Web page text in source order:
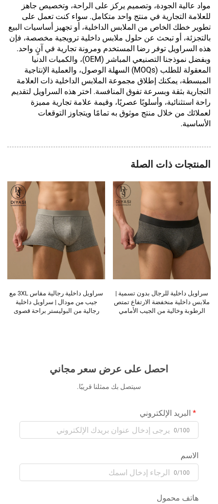
مواد عالية الجودة، وتصميم يركز على الراحة، وتخصيص جاهز
للعلامة التجارية في منتج واحد متكامل. سواء كنت تعمل على
تطوير خطك الخاص من الملابس الداخلية، أو تجهيز أساسيات البيع
بالتجزئة، أو تبحث عن حلول ملابس داخلية ترويجية مخصصة، فإن
هذه السراويل توفر رضا المستخدم ومرونة تجارية في آنٍ واحد.
وبفضل نموذجنا التصنيعي المباشر (OEM)، والكميات الدنيا
المعقولة للطلب (MOQs) السهلة الوصول، والعملية الإنتاجية
المبسطة، يمكنك إطلاق مجموعة الملابس الداخلية ذات العلامة
التجارية بثقة وبسرعة تفوق المنافسة. اختر هذه السراويل لتقديم
راحة استثنائية، وأسلوبًا عصريًا، وقيمة علامة تجارية مميزة
لعملائك من خلال منتج موثوق به تمامًا ويتجاوز التوقعات
الأساسية.
المنتجات ذات الصلة
سراويل داخلية للرجال بدون تسمية |
ملابس داخلية منخفضة الارتفاع تمتص
الرطوبة وخالية من الجيب الأمامي
سراويل داخلية رجالية مقاس 3XL مع
جيب من مودال | سراويل داخلية
رجالية من البوليستر براحة قصوى
احصل على عرض سعر مجاني
سيتصل بك ممثلنا قريبًا.
البريد الإلكتروني
0/100
الاسم
0/100
هاتف محمول